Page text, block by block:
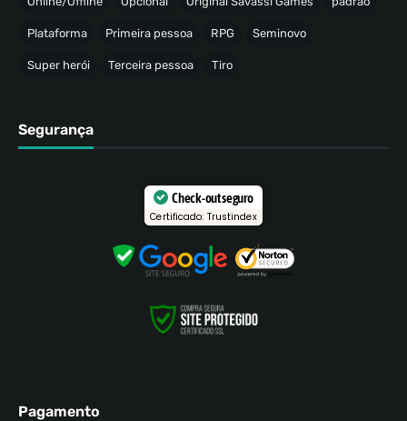
Plataforma Primeira pessoa RPG Seminovo
Super herói Terceira pessoa Tiro
Segurança
Check-out seguro
Certificado: Trustindex
Pagamento